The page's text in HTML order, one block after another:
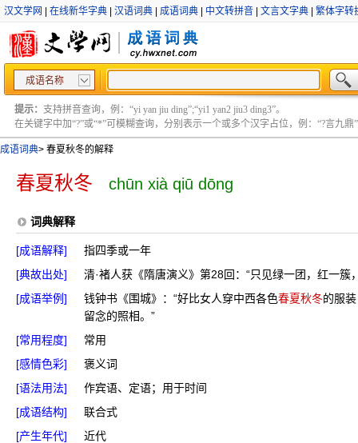
汉文学网 在线新华字典 汉语词典 成语词典 中文转拼音 文言文字典 繁体字转
成语名称
提示： 支持拼音查询，例：“yi yan jiu ding”;“yi1 yan2 jiu3 ding3”。
在关键字中加“?”或“*”可模糊查询，分别表示一个或多个汉字占位，例：“?言九鼎”
成语词典> 春夏秋冬的解释
春夏秋冬 chūn xià qiū dōng
词典解释
[成语解释]
指四季或一年
[典故出处]
清·褚人获《隋唐演义》第28回：“只见绿一团，红一簇
[成语举例]
钱钟书《围城》：“好比女人穿中西各色春夏秋冬的服
留念的照相。”
[常用程度]
常用
[感情色彩]
褒义词
[语法用法]
作宾语、定语；用于时间
[成语结构]
联合式
[产生年代]
近代